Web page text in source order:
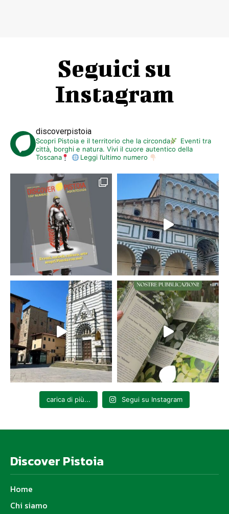
Seguici su
Instagram
discoverpistoia
Scopri Pistoia e il territorio che la circonda
Eventi tra
città, borghi e natura. Vivi il cuore autentico della
Toscana
Leggi l’ultimo numero
carica di più... Segui su Instagram
Discover Pistoia
Home
Chi siamo